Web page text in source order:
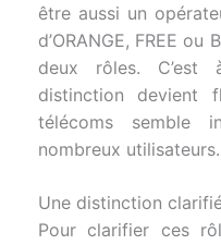
être aussi un
d’ORANGE, FREE ou
deux rôles.
distinction devient
télécoms semble
nombreux utilisateurs.
Une distinction
Pour clarifier ces